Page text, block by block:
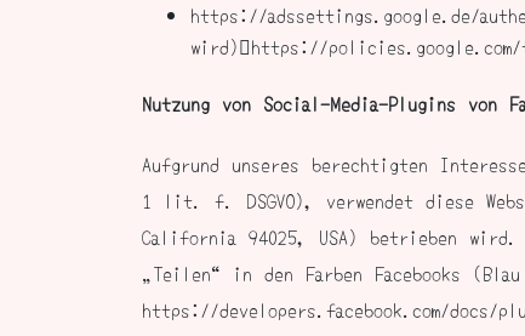
https://adssettings.google.de/
wird)https://policies.google.com/
Nutzung von Social-Media-Plugins von
Aufgrund unseres berechtigten
1 lit. f. DSGVO), verwendet diese
California 94025, USA) betrieben wird.
„Teilen“ in den Farben Facebooks
https://developers.facebook.com/